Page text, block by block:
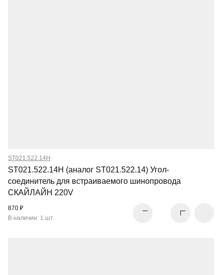
ST021.522.14H
ST021.522.14H (аналог ST021.522.14) Угол-
соединитель для встраиваемого шинопровода
СКАЙЛАЙН 220V
870 ₽
В наличии: 1 шт.